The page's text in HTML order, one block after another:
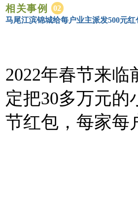
相关事例
02
马尾江滨锦城给每户业主派发500元红
2022年春节来
定把30多万元
节红包，每家每